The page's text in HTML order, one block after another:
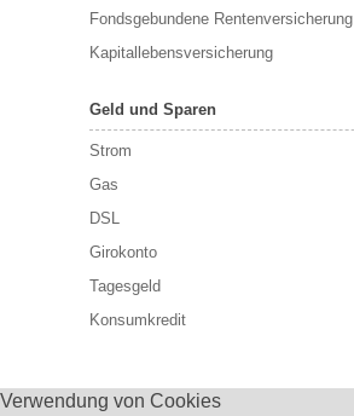
Fondsgebundene Rentenversicherung
Kapitallebensversicherung
Geld und Sparen
Strom
Gas
DSL
Girokonto
Tagesgeld
Konsumkredit
Verwendung von Cookies